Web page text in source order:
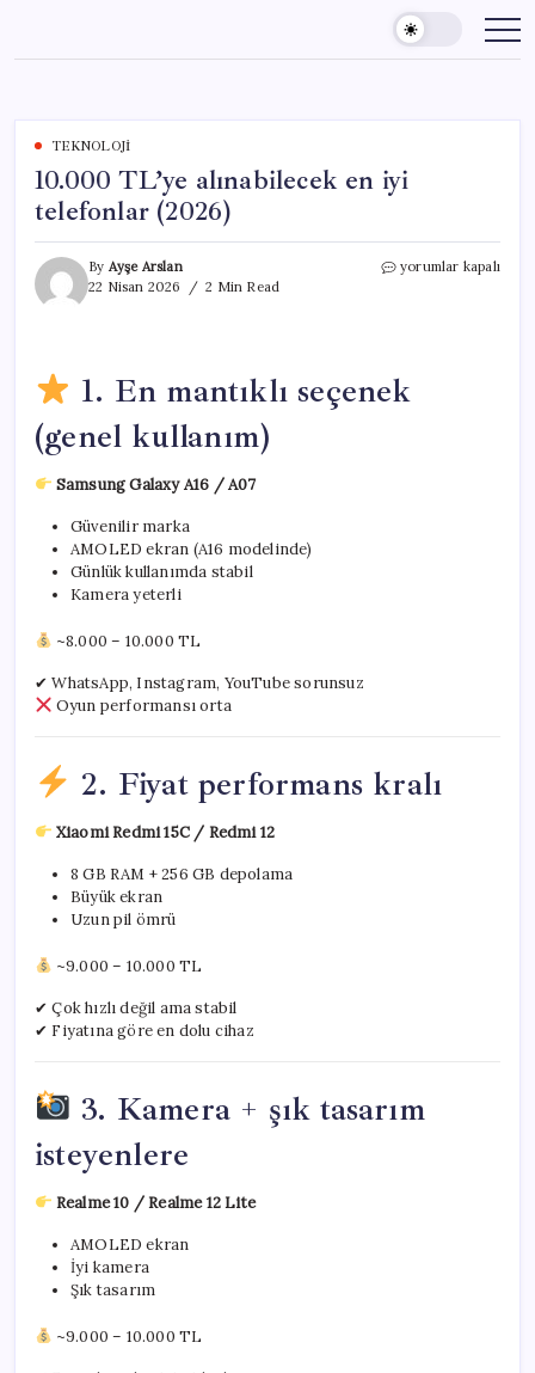
content
TEKNOLOJI
10.000 TL’ye alınabilecek en iyi
telefonlar (2026)
By Ayşe Arslan
22 Nisan 2026
2 Min Read
10.000
(2026)
için
yorumlar kapalı
1. En mantıklı seçenek
(genel kullanım)
Samsung Galaxy A16 / A07
Güvenilir marka
AMOLED ekran (A16 modelinde)
Günlük kullanımda stabil
Kamera yeterli
~8.000 – 10.000 TL
✔ WhatsApp, Instagram, YouTube sorunsuz
Oyun performansı orta
2. Fiyat performans kralı
Xiaomi Redmi 15C / Redmi 12
8 GB RAM + 256 GB depolama
Büyük ekran
Uzun pil ömrü
~9.000 – 10.000 TL
✔ Çok hızlı değil ama stabil
✔ Fiyatına göre en dolu cihaz
3. Kamera + şık tasarım
isteyenlere
Realme 10 / Realme 12 Lite
AMOLED ekran
İyi kamera
Şık tasarım
~9.000 – 10.000 TL